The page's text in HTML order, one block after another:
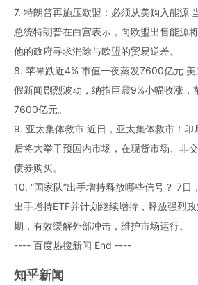
7. 特朗普再施压欧盟：必须从美购入能源
总统特朗普在白宫表示，向欧盟出售能源
他的政府寻求消除与欧盟的贸易逆差。
8. 苹果跌近4% 市值一夜蒸发7600亿元
假新闻剧烈波动，纳指巨震9%小幅收涨，
7600亿元。
9. 亚太集体救市 近日，亚太集体救市！印
后将大举干预国内市场，在现货市场、非
债券购买。
10. “国家队”出手增持释放哪些信号？ 7日
出手增持ETF并计划继续增持，释放强烈
期，有效缓解外部冲击，维护市场运行。
---- 百度热搜新闻 End ----
知乎新闻